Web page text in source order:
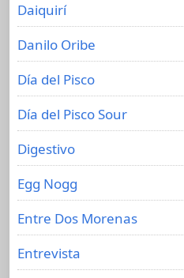
Daiquirí
Danilo Oribe
Día del Pisco
Día del Pisco Sour
Digestivo
Egg Nogg
Entre Dos Morenas
Entrevista